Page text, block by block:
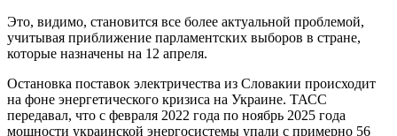
Это, видимо, становится все более актуальной проблемой,
учитывая приближение парламентских выборов в стране,
которые назначены на 12 апреля.
Остановка поставок электричества из Словакии происходит
на фоне энергетического кризиса на Украине. ТАСС
передавал, что с февраля 2022 года по ноябрь 2025 года
мощности украинской энергосистемы упали с примерно 56